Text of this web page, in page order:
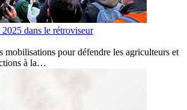
dans le rétroviseur
mobilisations pour défendre les agriculteurs et
à la…